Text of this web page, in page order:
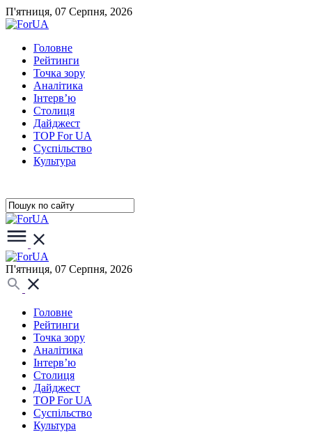
П'ятниця, 07 Серпня, 2026
Головне
Рейтинги
Точка зору
Аналітика
Інтерв’ю
Столиця
Дайджест
TOP For UA
Суспiльство
Культура
П'ятниця, 07 Серпня, 2026
Головне
Рейтинги
Точка зору
Аналітика
Інтерв’ю
Столиця
Дайджест
TOP For UA
Суспiльство
Культура